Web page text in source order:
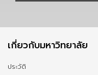
เกี่ยวกับมหาวิทยาลัย
ประวัติ